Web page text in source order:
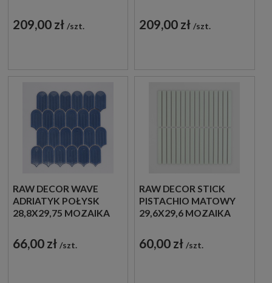
MOZAIKA METALOWA
SZCZOTKOWANA
209,00 zł szt.
DEKORACYJNA
ŚCIENNA
209,00 zł szt.
RAW DECOR WAVE
ADRIATYK POŁYSK
28,8X29,75 MOZAIKA
66,00 zł szt.
RAW DECOR STICK
PISTACHIO MATOWY
29,6X29,6 MOZAIKA
60,00 zł szt.